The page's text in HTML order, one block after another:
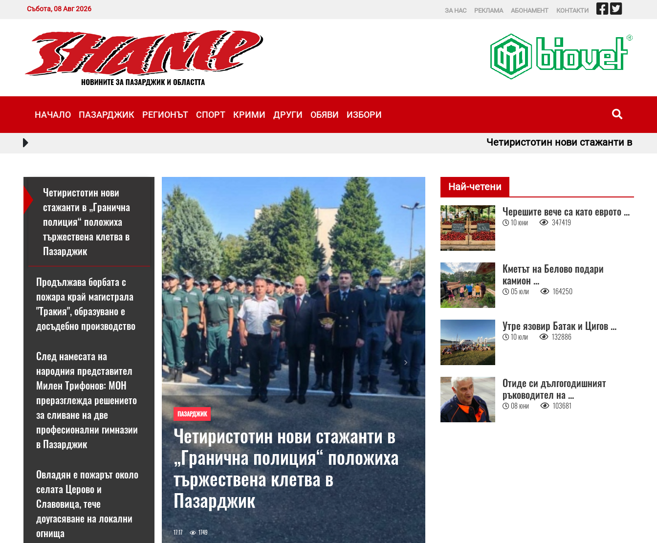
Събота, 08 Авг 2026 ЗА НАС РЕКЛАМА АБОНАМЕНТ КОНТАКТИ
НАЧАЛО ПАЗАРДЖИК РЕГИОНЪТ СПОРТ КРИМИ ДРУГИ ОБЯВИ ИЗБОРИ
Четиристотин нови стажанти в „Гранична полиция“
Четиристотин нови
стажанти в „Гранична
полиция“ положиха
тържествена клетва в
Пазарджик
Продължава борбата с
пожара край магистрала
"Тракия", образувано е
досъдебно производство
След намесата на
народния представител
Милен Трифонов: МОН
преразглежда решението
за сливане на две
професионални гимназии
в Пазарджик
Овладян е пожарът около
селата Церово и
Славовица, тече
доугасяване на локални
огнища
ПАЗАРДЖИК
Четиристотин нови стажанти в
„Гранична полиция“ положиха
тържествена клетва в
Пазарджик
17:17 1749
Previous Next
Най-четени
Черешите вече са като еврото ...
10 юни 347419
Кметът на Белово подари
камион ...
05 юли 164250
Утре язовир Батак и Цигов ...
10 юли 132886
Отиде си дългогодишният
ръководител на ...
08 юни 103681